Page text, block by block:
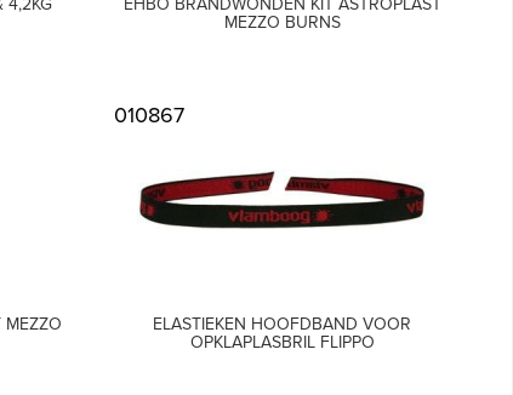
4,2KG
EHBO BRANDWONDEN KIT ASTROPLAST
MEZZO BURNS
MEZZO
010867
ELASTIEKEN HOOFDBAND VOOR
OPKLAPLASBRIL FLIPPO